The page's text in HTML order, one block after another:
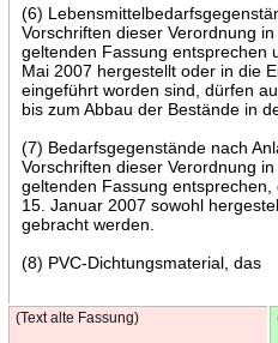
(6)
Vorschriften dieser Verordnung
geltenden Fassung entsprechen
Mai 2007 hergestellt oder in die
eingeführt worden sind, dürfen
bis zum Abbau der Bestände in
(7) Bedarfsgegenstände nach
Vorschriften dieser Verordnung
geltenden Fassung
15. Januar 2007 sowohl
gebracht werden.
(8) PVC-Dichtungsmaterial, das
(Text alte Fassung)